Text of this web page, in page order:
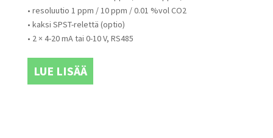
• resoluutio 1 ppm / 10 ppm / 0.01 %vol CO2
• kaksi SPST-relettä (optio)
• 2 × 4-20 mA tai 0-10 V, RS485
LUE LISÄÄ